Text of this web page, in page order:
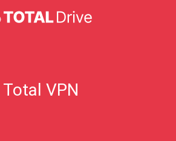
Total VPN